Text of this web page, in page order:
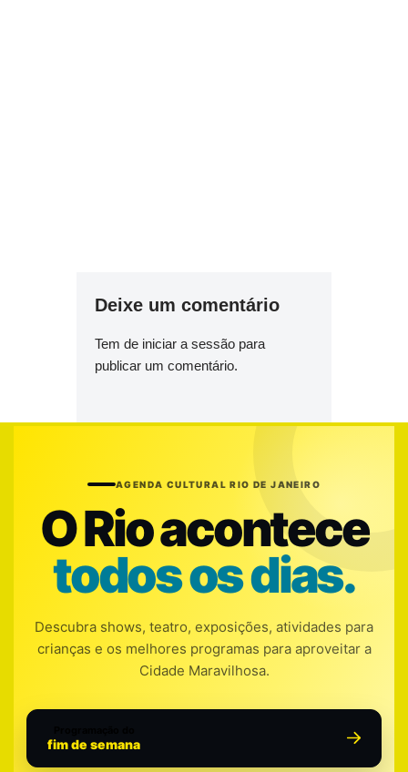
Deixe um comentário
Tem de iniciar a sessão para
publicar um comentário.
AGENDA CULTURAL RIO DE JANEIRO
O Rio acontece
todos os dias.
Descubra shows, teatro, exposições, atividades para
crianças e os melhores programas para aproveitar a
Cidade Maravilhosa.
fim de semana